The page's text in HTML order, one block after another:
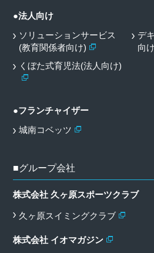
●法人向け
ソリューションサービス
(教育関係者向け)
デ
向
くぼた式育児法(法人向け)
●フランチャイザー
城南コベッツ
■グループ会社
株式会社 久ヶ原スポーツクラブ
久ヶ原スイミングクラブ
株式会社 イオマガジン